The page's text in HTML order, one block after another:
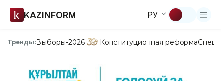
KAZINFORM РУ
Тренды:Выборы-2026 Конституционная реформа